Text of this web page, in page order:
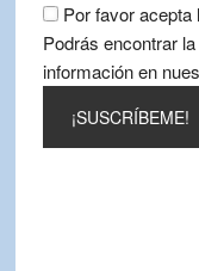
Por favor acepta
Podrás encontrar
información en